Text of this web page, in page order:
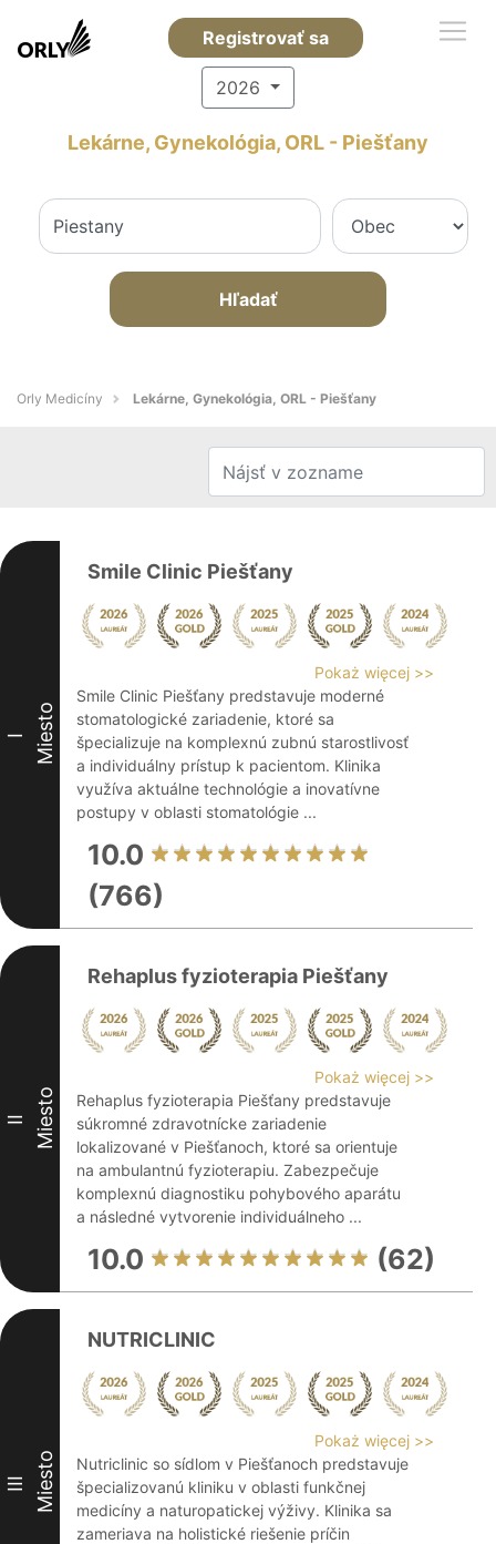
Registrovať sa
2026
Lekárne, Gynekológia, ORL - Piešťany
Hľadať
Orly Medicíny Lekárne, Gynekológia, ORL - Piešťany
I Miesto
Smile Clinic Piešťany
Pokaż więcej >>
Smile Clinic Piešťany predstavuje moderné
stomatologické zariadenie, ktoré sa
špecializuje na komplexnú zubnú starostlivosť
a individuálny prístup k pacientom. Klinika
využíva aktuálne technológie a inovatívne
postupy v oblasti stomatológie ...
10.0
(766)
II Miesto
Rehaplus fyzioterapia Piešťany
Pokaż więcej >>
Rehaplus fyzioterapia Piešťany predstavuje
súkromné zdravotnícke zariadenie
lokalizované v Piešťanoch, ktoré sa orientuje
na ambulantnú fyzioterapiu. Zabezpečuje
komplexnú diagnostiku pohybového aparátu
a následné vytvorenie individuálneho ...
10.0 (62)
III Miesto
NUTRICLINIC
Pokaż więcej >>
Nutriclinic so sídlom v Piešťanoch predstavuje
špecializovanú kliniku v oblasti funkčnej
medicíny a naturopatickej výživy. Klinika sa
zameriava na holistické riešenie príčin